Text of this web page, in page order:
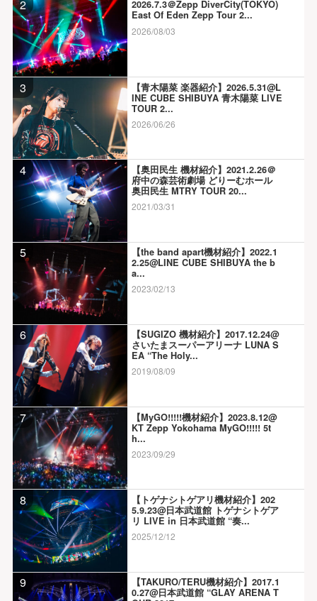
2
2026.7.3＠Zepp DiverCity(TOKYO)
East Of Eden Zepp Tour 2...
2026/08/03
3
【青木陽菜 楽器紹介】2026.5.31@L
INE CUBE SHIBUYA 青木陽菜 LIVE
TOUR 2...
2026/06/26
4
【奥田民生 機材紹介】2021.2.26＠
府中の森芸術劇場 どりーむホール
奥田民生 MTRY TOUR 20...
2021/03/31
5
【the band apart機材紹介】2022.1
2.25@LINE CUBE SHIBUYA the b
a...
2023/02/13
6
【SUGIZO 機材紹介】2017.12.24@
さいたまスーパーアリーナ LUNA S
EA “The Holy...
2019/08/09
7
【MyGO!!!!!機材紹介】2023.8.12@
KT Zepp Yokohama MyGO!!!!! 5t
h...
2023/09/29
8
【トゲナシトゲアリ機材紹介】202
5.9.23@日本武道館 トゲナシトゲア
リ LIVE in 日本武道館 “奏...
2025/12/12
9
【TAKURO/TERU機材紹介】2017.1
0.27@日本武道館 “GLAY ARENA T